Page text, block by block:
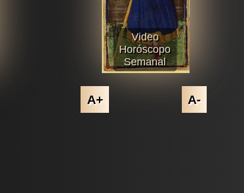
Video
Horóscopo
Semanal
A+ A-